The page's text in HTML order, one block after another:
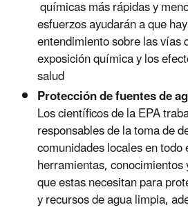
químicas más rápidas y
esfuerzos ayudarán a que
entendimiento sobre las vías
exposición química y los
salud
Protección de fuentes de
Los científicos de la EPA
responsables de la toma de
comunidades locales en
herramientas,
que estas necesitan para
y recursos de agua limpia,